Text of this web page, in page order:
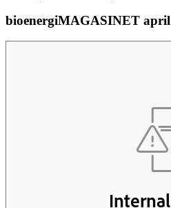
bioenergiMAGASINET